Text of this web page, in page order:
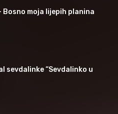
Bosno moja lijepih planina
sevdalinke “Sevdalinko u